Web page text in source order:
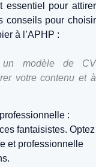
essentiel pour attirer
conseils pour choisir
à l’APHP :
un modèle de CV
votre contenu et à
:
fantaisistes. Optez
et professionnelle